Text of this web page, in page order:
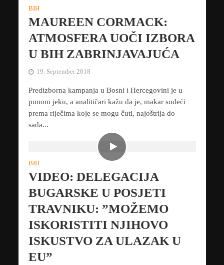
BIH
MAUREEN CORMACK:
ATMOSFERA UOČI IZBORA
U BIH ZABRINJAVAJUĆA
19. September 2018
Predizborna kampanja u Bosni i Hercegovini je u
punom jeku, a analitičari kažu da je, makar sudeći
prema riječima koje se mogu čuti, najoštrija do
sada...
BIH
VIDEO: DELEGACIJA
BUGARSKE U POSJETI
TRAVNIKU: ”MOŽEMO
ISKORISTITI NJIHOVO
ISKUSTVO ZA ULAZAK U
EU”